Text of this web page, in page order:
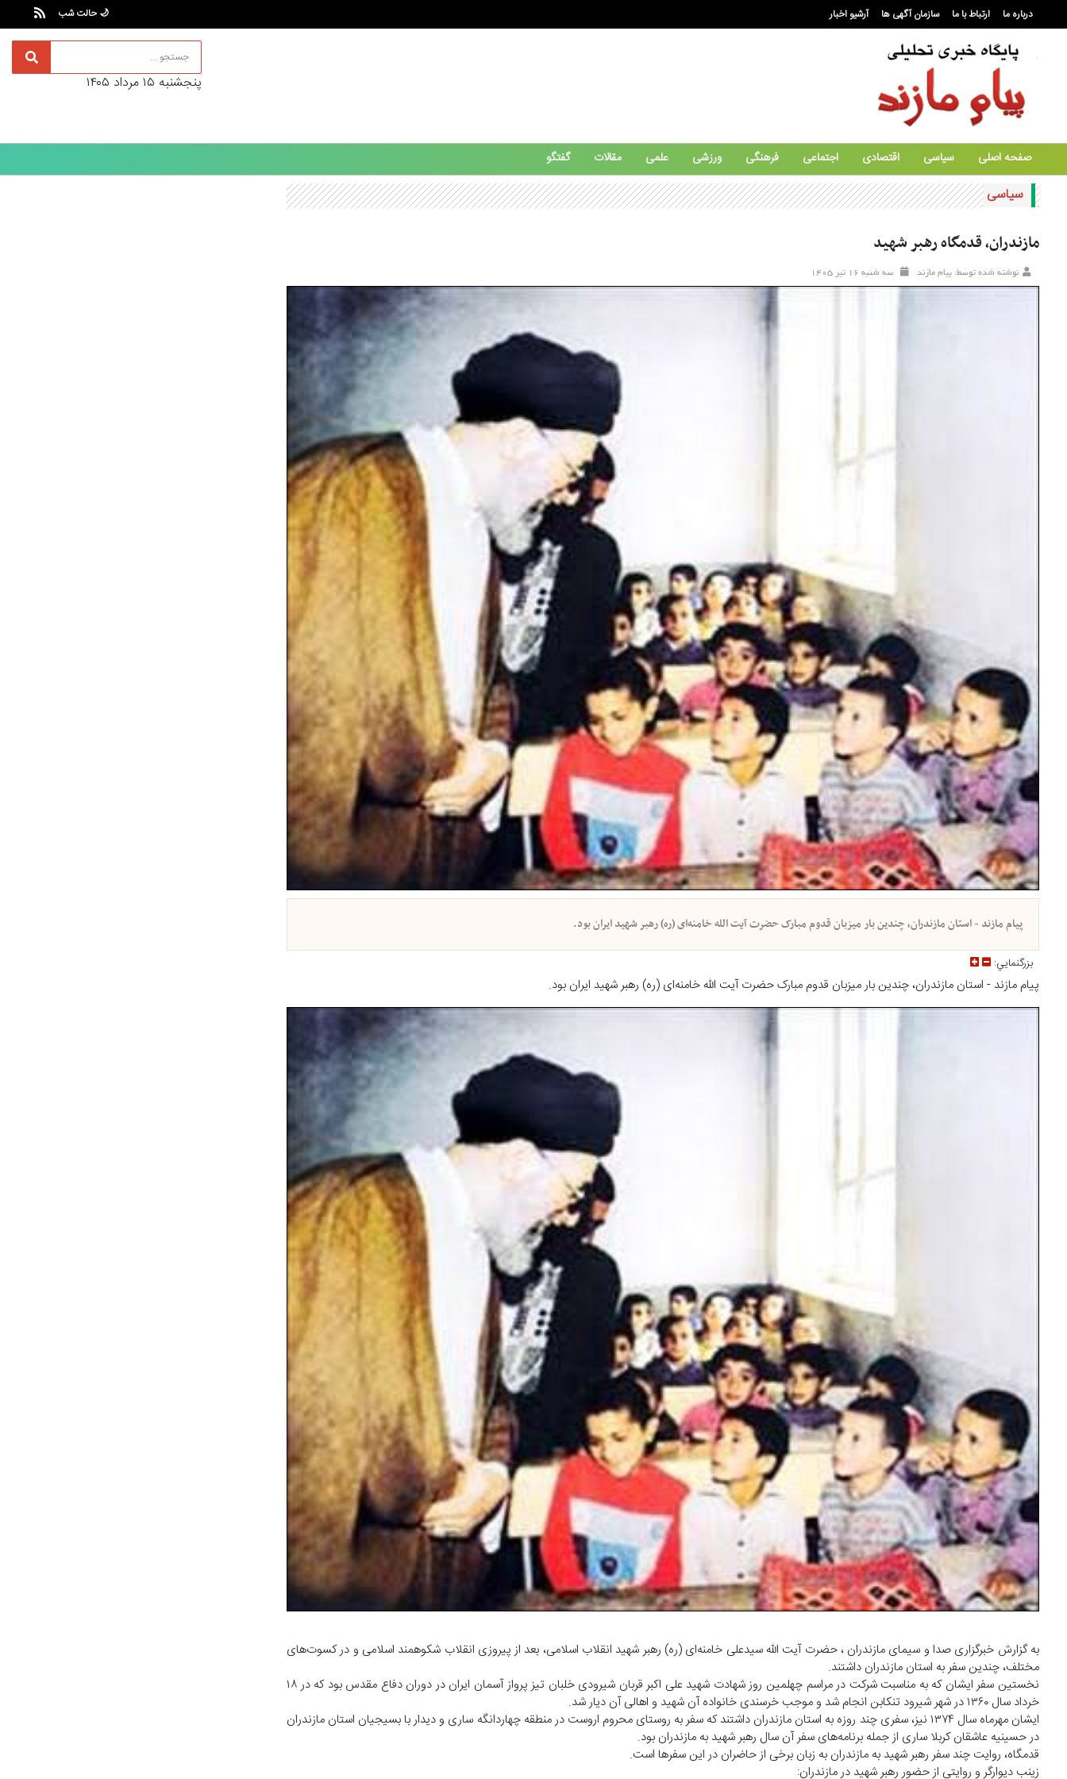
درباره ما ارتباط با ما سازمان آگهی ها آرشیو اخبار 🌙 حالت شب
پنجشنبه ۱۵ مرداد ۱۴۰۵
صفحه اصلی سیاسی اقتصادی اجتماعی فرهنگی ورزشی علمی مقالات گفتگو
سیاسی
مازندران، قدمگاه رهبر شهید
نوشته شده توسط: پیام مازند سه شنبه ۱۶ تير ۱۴۰۵
پیام مازند - استان مازندران، چندین بار میزبان قدوم مبارک حضرت آیت الله خامنه‌ای (ره) رهبر شهید ایران بود.
بزرگنمايي:
پیام مازند - استان مازندران، چندین بار میزبان قدوم مبارک حضرت آیت الله خامنه‌ای (ره) رهبر شهید ایران بود.
به گزارش خبرگزاری صدا و سیمای مازندران ، حضرت آیت الله سیدعلی خامنه‌ای (ره) رهبر شهید انقلاب اسلامی، بعد از پیروزی انقلاب شکوهمند اسلامی و در کسوت‌های
مختلف، چندین سفر به استان مازندران داشتند.
نخستین سفر ایشان که به مناسبت شرکت در مراسم چهلمین روز شهادت شهید علی اکبر قربان شیرودی خلبان تیز پرواز آسمان ایران در دوران دفاع مقدس بود که در ۱۸
خرداد سال ۱۳۶۰ در شهر شیرود تنکابن انجام شد و موجب خرسندی خانواده آن شهید و اهالی آن دیار شد.
ایشان مهرماه سال ۱۳۷۴ نیز، سفری چند روزه به استان مازندران داشتند که سفر به روستای محروم اروست در منطقه چهاردانگه ساری و دیدار با بسیجیان استان مازندران
در حسینیه عاشقان کربلا ساری از جمله برنامه‌های سفر آن سال رهبر شهید به مازندران بود.
قدمگاه، روایت چند سفر رهبر شهید به مازندران به زبان برخی از حاضران در این سفر‌ها است.
زینب دیوارگر و روایتی از حضور رهبر شهید در مازندران: